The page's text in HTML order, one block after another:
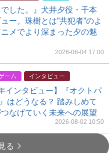
した。』犬井夕役・千本
ー。珠樹とは”共犯者”のよ
メでより深まった夕の魅
2026-08-04 17:00
ーム インタビュー
インタビュー】『オクトパ
はどうなる？ 踏みしめて
なげていく未来への展望
2026-08-02 10:50
る